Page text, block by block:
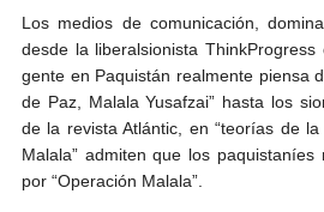
Los medios de comunicación,
desde la liberalsionista
gente en Paquistán realmente piensa
de Paz, Malala Yusafzai” hasta los
de la revista Atlántic, en “teorías de
Malala” admiten que los
por “Operación Malala”.